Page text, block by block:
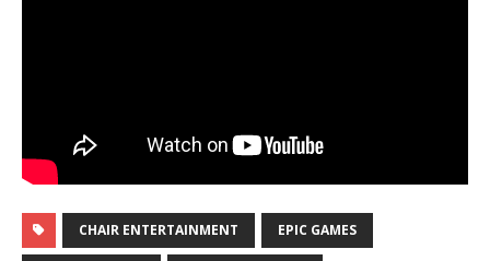
CHAIR ENTERTAINMENT EPIC GAMES